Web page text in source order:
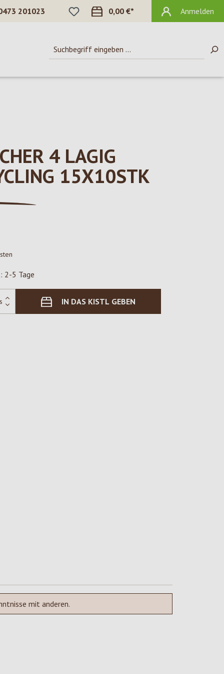
201023
DU HAST 0 PRODUKTE AUF DEM
0,00 €* Anmelden
4 LAGIG
15X10STK
2-5 Tage
IN DAS KISTL GEBEN
mit anderen.